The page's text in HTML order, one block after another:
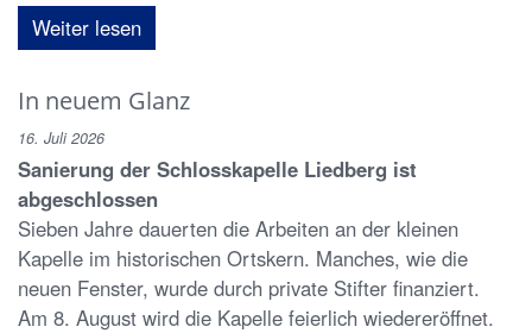
Weiter lesen
In neuem Glanz
16. Juli 2026
Sanierung der Schlosskapelle Liedberg ist
abgeschlossen
Sieben Jahre dauerten die Arbeiten an der kleinen
Kapelle im historischen Ortskern. Manches, wie die
neuen Fenster, wurde durch private Stifter finanziert.
Am 8. August wird die Kapelle feierlich wiedereröffnet.